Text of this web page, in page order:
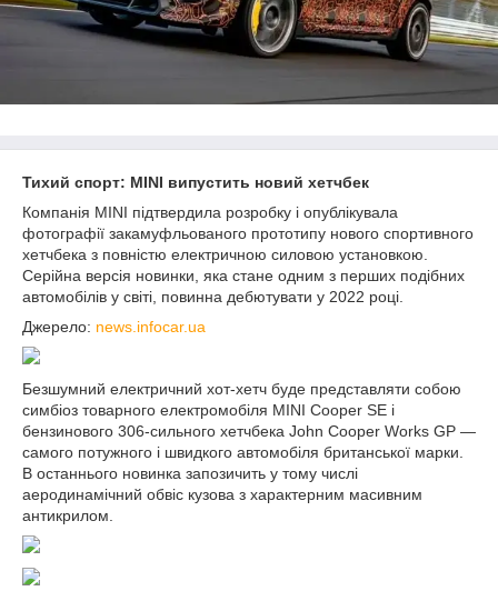
Тихий спорт: MINI випустить новий хетчбек
Компанія MINI підтвердила розробку і опублікувала
фотографії закамуфльованого прототипу нового спортивного
хетчбека з повністю електричною силовою установкою.
Серійна версія новинки, яка стане одним з перших подібних
автомобілів у світі, повинна дебютувати у 2022 році.
Джерело: news.infocar.ua
Безшумний електричний хот-хетч буде представляти собою
симбіоз товарного електромобіля MINI Cooper SE і
бензинового 306-сильного хетчбека John Cooper Works GP —
самого потужного і швидкого автомобіля британської марки.
В останнього новинка запозичить у тому числі
аеродинамічний обвіс кузова з характерним масивним
антикрилом.